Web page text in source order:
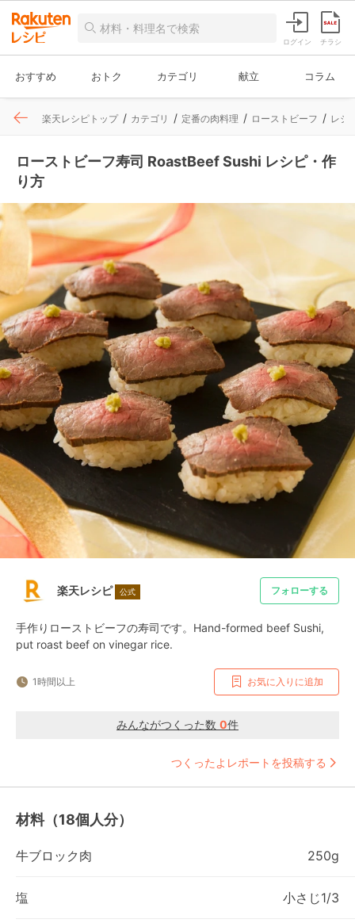
ログイン チラシ
おすすめ おトク カテゴリ 献立 コラム
楽天レシピトップ カテゴリ 定番の肉料理 ローストビーフ レシ
ローストビーフ寿司 RoastBeef Sushi レシピ・作
り方
楽天レシピ 公式 フォローする
手作りローストビーフの寿司です。Hand-formed beef Sushi,
put roast beef on vinegar rice.
1時間以上 お気に入りに追加
みんながつくった数 0件
つくったよレポートを投稿する
材料（18個人分）
牛ブロック肉 250g
塩 小さじ1/3